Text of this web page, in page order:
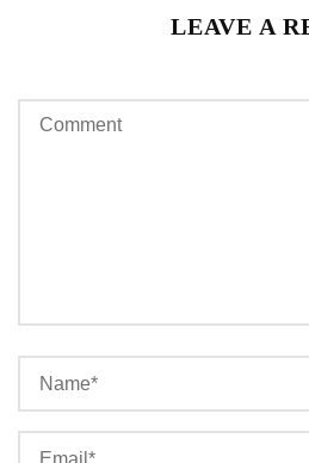
LEAVE A